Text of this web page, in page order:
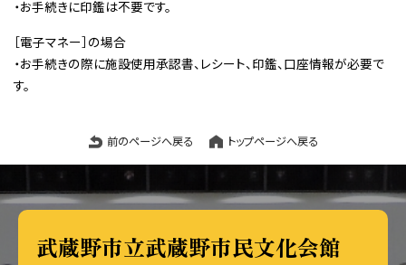
・お手続きに印鑑は不要です。
［電子マネー］の場合
・お手続きの際に施設使用承認書、レシート、印鑑、口座情報が必要で
す。
前のページへ戻る トップページへ戻る
武蔵野市立武蔵野市民文化会館